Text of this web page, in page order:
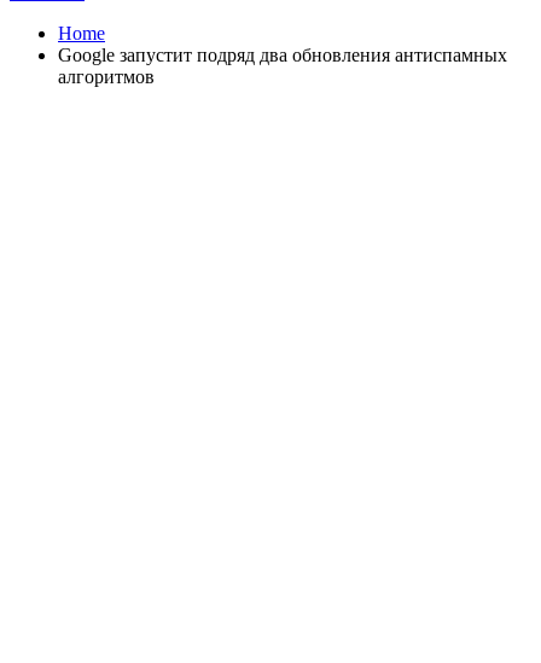
Home
Google запустит подряд два обновления антиспамных
алгоритмов